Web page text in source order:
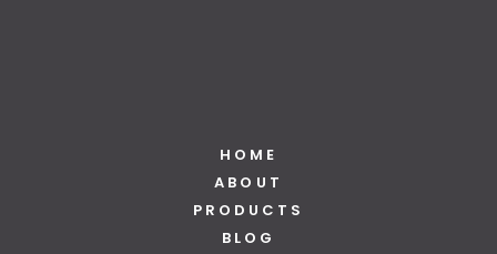
HOME
ABOUT
PRODUCTS
BLOG